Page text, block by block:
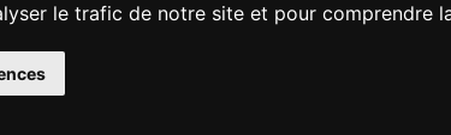
le trafic de notre site et pour comprendre